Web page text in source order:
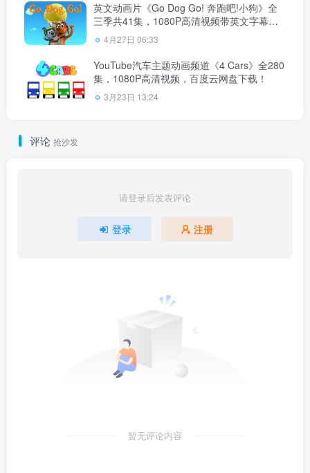
英文动画片《Go Dog Go! 奔跑吧!小狗》全
三季共41集，1080P高清视频带英文字幕，
百度云网盘下载！
4月27日 06:33
YouTube汽车主题动画频道《4 Cars》全280
集，1080P高清视频，百度云网盘下载！
3月23日 13:24
评论 抢沙发
请登录后发表评论
登录 注册
暂无评论内容